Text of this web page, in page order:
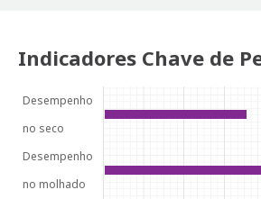
Indicadores Chave de
Desempenho
no seco
Desempenho
no molhado